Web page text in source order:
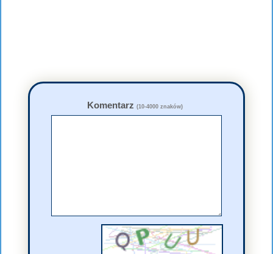
Komentarz (10-4000 znaków)